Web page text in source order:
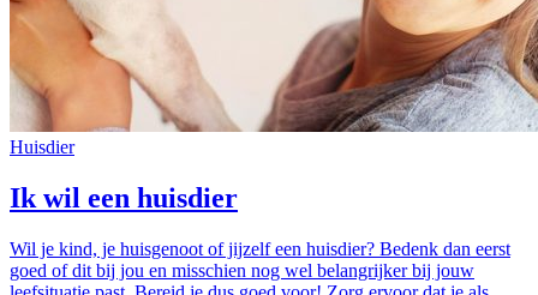
Huisdier
Ik wil een huisdier
Wil je kind, je huisgenoot of jijzelf een huisdier? Bedenk dan eerst
goed of dit bij jou en misschien nog wel belangrijker bij jouw